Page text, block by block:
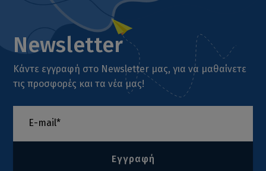
Newsletter
Κάντε εγγραφή στο Newsletter μας, για να μαθαίνετε
τις προσφορές και τα νέα μας!
Εγγραφή